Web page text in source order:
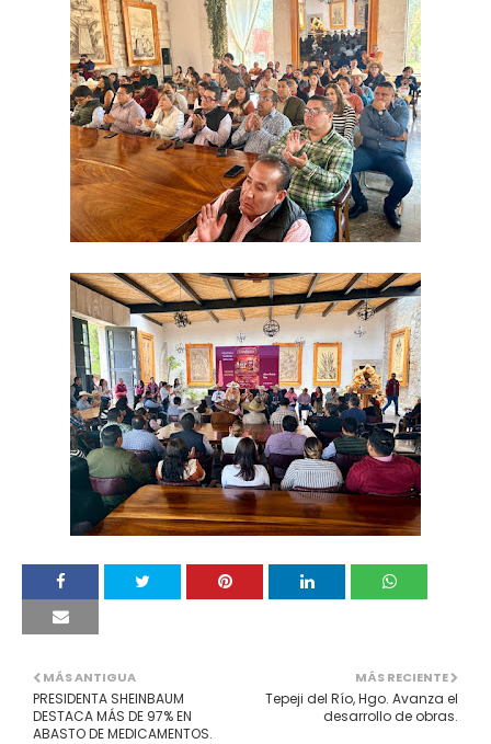
MÁS RECIENTE
Tepeji del Río, Hgo. Avanza el
desarrollo de obras.
MÁS ANTIGUA
PRESIDENTA SHEINBAUM
DESTACA MÁS DE 97% EN
ABASTO DE MEDICAMENTOS.